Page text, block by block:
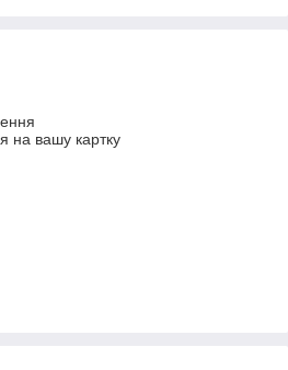
на вашу картку